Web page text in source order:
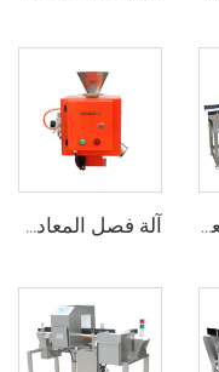
جهاز كشف المعادن ومقيّم الوزن الصناعي المدمج للكشف عن المعادن في أكياس الطعام آلة فصل المعادن البلاستيكية المعاد تدويرها بنظام الجاذبية للبيع